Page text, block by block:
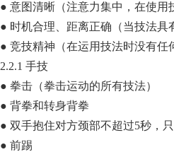
● 意图清晰（注意力集中，在使用
● 时机合理、距离正确（当技法具
● 竞技精神（在运用技法时没有任
2.2.1 手技
● 拳击（拳击运动的所有技法）
● 背拳和转身背拳
● 双手抱住对方颈部不超过5秒，
● 前踢